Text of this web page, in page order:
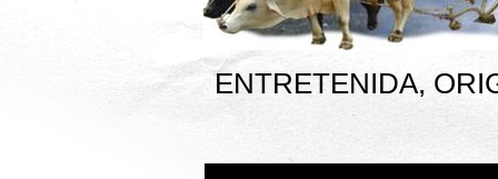
ENTRETENIDA,